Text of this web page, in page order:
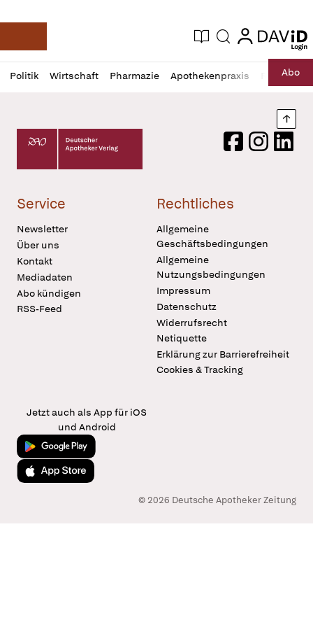
Deutsche Apotheker Zeitung
Aktuelle Ausgabe
Suche login
login
Politik Wirtschaft Pharmazie Apothekenpraxis RechtAbo
Profil
öffnen
Daz
Pur
Deutscher Apotheker Verlag Logo
FacebookInstagram
Service
Newsletter
Über uns
Kontakt
Mediadaten
Abo kündigen
RSS-Feed
Rechtliches
Allgemeine
Geschäftsbedingungen
Allgemeine
Nutzungsbedingungen
Impressum
Datenschutz
Widerrufsrecht
Netiquette
Erklärung zur Barrierefreiheit
Cookies & Tracking
Jetzt auch als App für iOS
und Android
Jetzt bei Google Play
Laden im App Store
© 2026 Deutsche Apotheker Zeitung